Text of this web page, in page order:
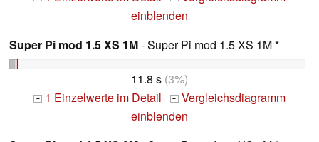
einblenden
Super Pi mod 1.5 XS 1M- Super Pi mod 1.5 XS 1M *
11.8 s (3%)
+ 1 Einzelwerte im Detail + Vergleichsdiagramm
einblenden